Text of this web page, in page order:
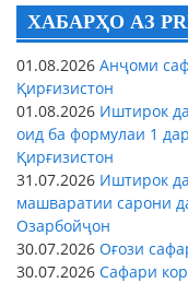
ХАБАРҲО АЗ
01.08.2026 Анҷоми
Қирғизистон
01.08.2026 Иштирок
оид ба формулаи 1
Қирғизистон
31.07.2026 Иштирок
машваратии сарони
Озарбойҷон
30.07.2026 Оғози
30.07.2026 Сафари